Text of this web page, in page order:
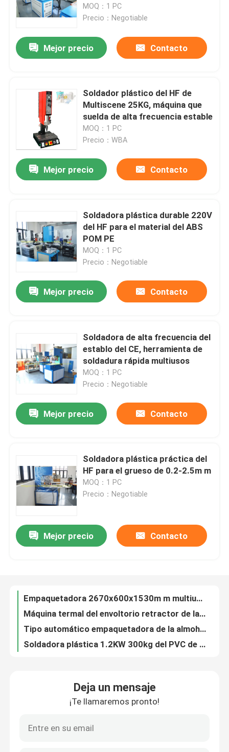
Sobre nosotros
Soldadora plástica ultrasónica
Soldadora plástica del PVC
Equipo de soldadura de alta frecuencia
MOQ：1 PC
Precio：Negotiable
Mejor precio Contacto
Soldador plástico del HF de
Multiscene 25KG, máquina que
suelda de alta frecuencia estable
MOQ：1 PC
Precio：WBA
Mejor precio Contacto
Soldadora plástica durable 220V
del HF para el material del ABS
POM PE
MOQ：1 PC
Precio：Negotiable
Mejor precio Contacto
Soldadora de alta frecuencia del
establo del CE, herramienta de
soldadura rápida multiusos
MOQ：1 PC
Precio：Negotiable
Mejor precio Contacto
Soldadora plástica práctica del
HF para el grueso de 0.2-2.5m m
MOQ：1 PC
Precio：Negotiable
Mejor precio Contacto
2600W soldador plástico ultrasónico automático, máquina multifuncional del ultrasonido de la soldadura
Soldadora plástica de alta frecuencia modificada para requisitos particulares para el PVC
Equipo de soldadura de la radiofrecuencia de la placa caliente 3000W automático 6bar
Máquina de grabación en relieve de cuero 220V 50HZ de la PU del papel del PVC para el sellado de la hoja
Deja un mensaje
¡Te llamaremos pronto!